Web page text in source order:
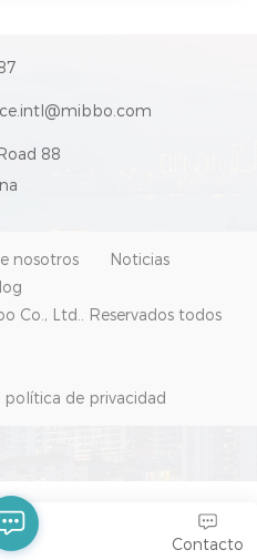
88
nosotros
Noticias
Co., Ltd.. Reservados todos
política de privacidad
Contacto